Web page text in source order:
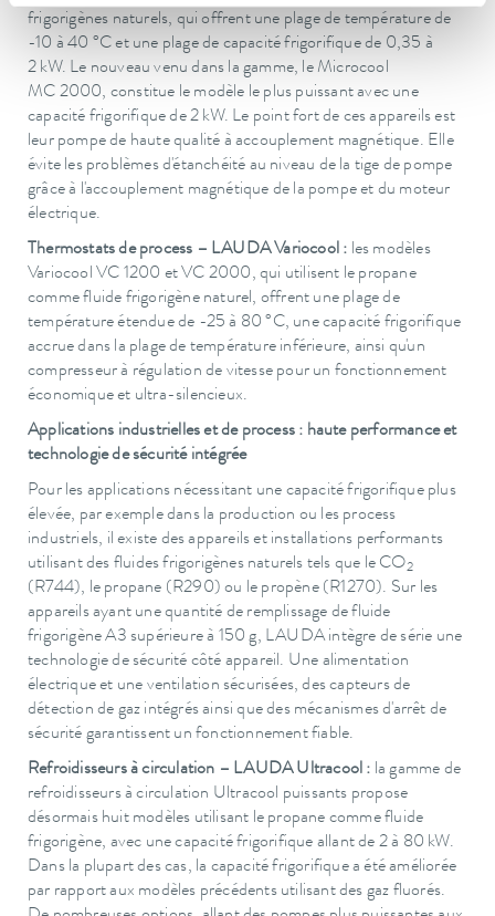
frigorigènes naturels, qui offrent une plage de température de
-10 à 40 °C et une plage de capacité frigorifique de 0,35 à
2 kW. Le nouveau venu dans la gamme, le Microcool
MC 2000, constitue le modèle le plus puissant avec une
capacité frigorifique de 2 kW. Le point fort de ces appareils est
leur pompe de haute qualité à accouplement magnétique. Elle
évite les problèmes d'étanchéité au niveau de la tige de pompe
grâce à l'accouplement magnétique de la pompe et du moteur
électrique.
Thermostats de process – LAUDA Variocool : les modèles
Variocool VC 1200 et VC 2000, qui utilisent le propane
comme fluide frigorigène naturel, offrent une plage de
température étendue de -25 à 80 °C, une capacité frigorifique
accrue dans la plage de température inférieure, ainsi qu'un
compresseur à régulation de vitesse pour un fonctionnement
économique et ultra-silencieux.
Applications industrielles et de process : haute performance et
technologie de sécurité intégrée
Pour les applications nécessitant une capacité frigorifique plus
élevée, par exemple dans la production ou les process
industriels, il existe des appareils et installations performants
utilisant des fluides frigorigènes naturels tels que le CO2
(R744), le propane (R290) ou le propène (R1270). Sur les
appareils ayant une quantité de remplissage de fluide
frigorigène A3 supérieure à 150 g, LAUDA intègre de série une
technologie de sécurité côté appareil. Une alimentation
électrique et une ventilation sécurisées, des capteurs de
détection de gaz intégrés ainsi que des mécanismes d'arrêt de
sécurité garantissent un fonctionnement fiable.
Refroidisseurs à circulation – LAUDA Ultracool : la gamme de
refroidisseurs à circulation Ultracool puissants propose
désormais huit modèles utilisant le propane comme fluide
frigorigène, avec une capacité frigorifique allant de 2 à 80 kW.
Dans la plupart des cas, la capacité frigorifique a été améliorée
par rapport aux modèles précédents utilisant des gaz fluorés.